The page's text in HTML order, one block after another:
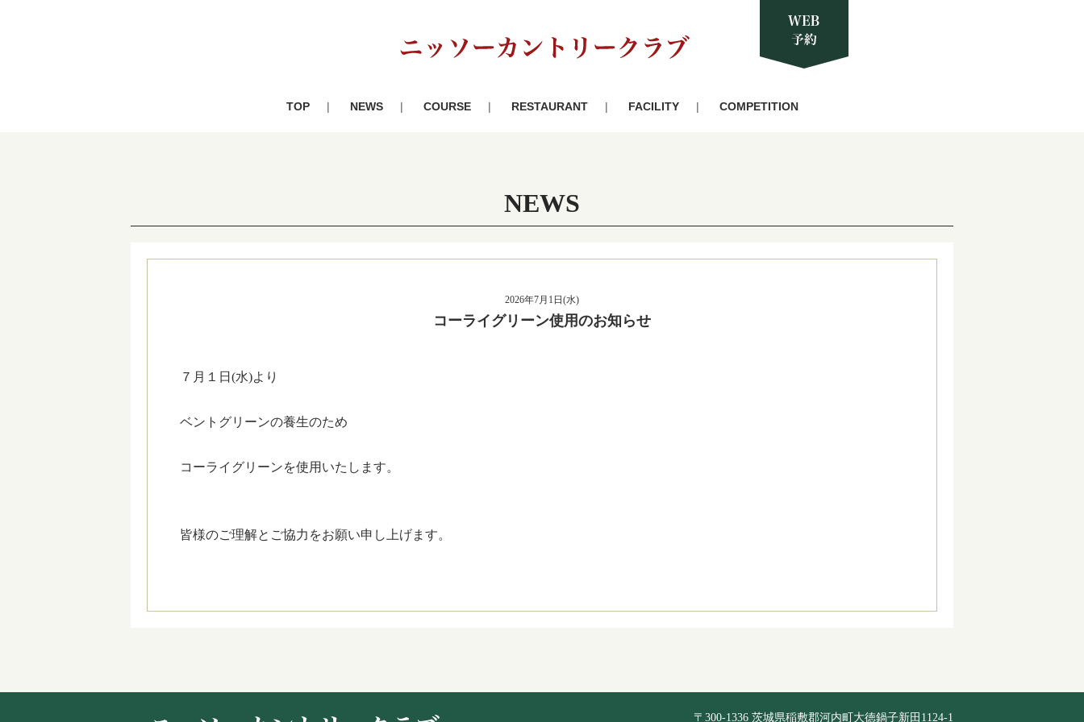
TOP NEWS COURSE RESTAURANT FACILITY COMPETITION
NEWS
2026年7月1日(水)
コーライグリーン使用のお知らせ
７月１日(水)より
ベントグリーンの養生のため
コーライグリーンを使用いたします。
皆様のご理解とご協力をお願い申し上げます。
〒300-1336 茨城県稲敷郡河内町大徳鍋子新田1124-1